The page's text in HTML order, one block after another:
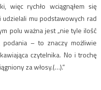
więc rychło wciągnąłem się
udzielali mu podstawowych rad
polu ważna jest „nie tyle ilość
– to znaczy możliwie
czytelnika. No i trochę
za włosy.(…).”